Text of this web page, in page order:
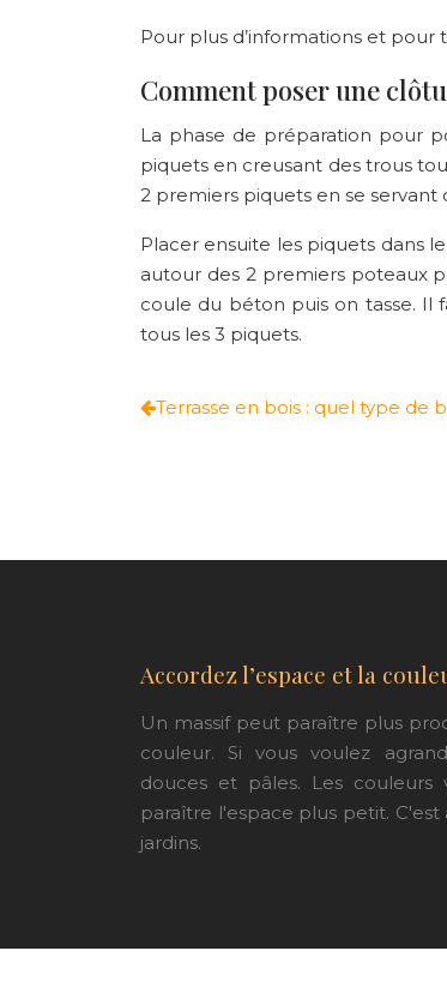
Pour plus d’informations et pour
Comment poser une
La phase de préparation pour
piquets en creusant des trous
2 premiers piquets en se servant
Placer ensuite les piquets dans
autour des 2 premiers poteaux
coule du béton puis on tasse. Il
tous les 3 piquets.
Terrasse en bois : quel type de
Accordez l’espace et la
Un massif peut paraître plus
couleur. Si vous voulez
douces et pâles. Les
paraître l'espace plus petit.
jardins.